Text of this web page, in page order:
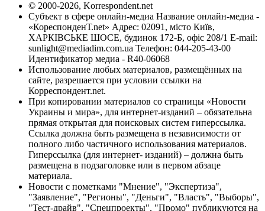
© 2000-2026, Korrespondent.net
Субъект в сфере онлайн-медиа Название онлайн-медиа -
«КореспонденТ.net» Адрес: 02091, місто Київ,
ХАРКІВСЬКЕ ШОСЕ, будинок 172-Б, офіс 208/1 E-mail:
sunlight@mediadim.com.ua Телефон: 044-205-43-00
Идентификатор медиа - R40-06068
Использование любых материалов, размещённых на
сайте, разрешается при условии ссылки на
Корреспондент.net.
При копировании материалов со страницы «Новости
Украины и мира», для интернет-изданий – обязательна
прямая открытая для поисковых систем гиперссылка.
Ссылка должна быть размещена в независимости от
полного либо частичного использования материалов.
Гиперссылка (для интернет- изданий) – должна быть
размещена в подзаголовке или в первом абзаце
материала.
Новости с пометками "Мнение", "Экспертиза",
"Заявление", "Регионы", "Деньги", "Власть", "Выборы",
"Тест-драйв", "Спецпроекты", "Промо" публикуются на